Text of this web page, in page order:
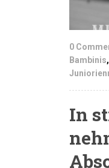
0
Bambinis,
In